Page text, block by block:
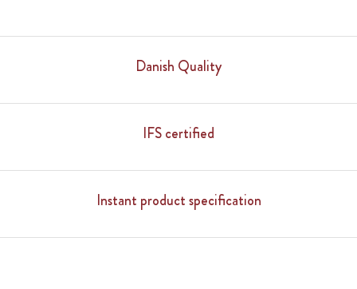
Danish Quality
IFS certified
Instant product specification